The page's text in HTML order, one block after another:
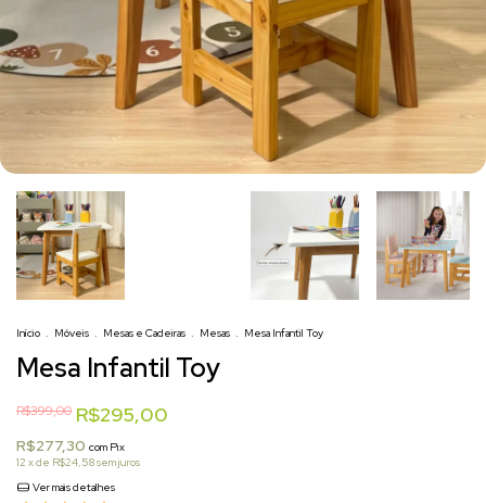
Início . Móveis . Mesas e Cadeiras . Mesas . Mesa Infantil Toy
Mesa Infantil Toy
R$399,00 R$295,00
R$277,30 com Pix
12 x de R$24,58sem juros
Ver mais detalhes